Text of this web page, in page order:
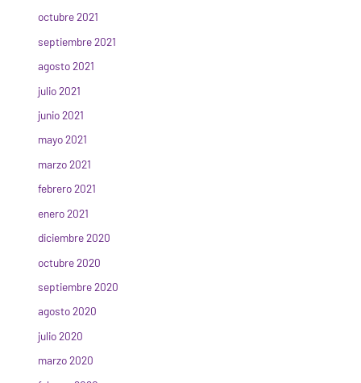
octubre 2021
septiembre 2021
agosto 2021
julio 2021
junio 2021
mayo 2021
marzo 2021
febrero 2021
enero 2021
diciembre 2020
octubre 2020
septiembre 2020
agosto 2020
julio 2020
marzo 2020